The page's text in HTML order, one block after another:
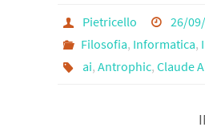
Pietricello
26/
Filosofia, Informatica,
ai, Antrophic, Claude